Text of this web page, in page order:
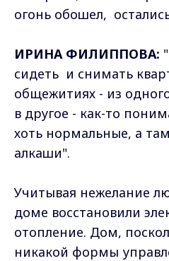
огонь обошел,
ИРИНА ФИЛИППОВА:
сидеть и снимать
общежитиях - из
в другое - как-то
хоть нормальные, а
алкаши".
Учитывая нежелание
доме восстановили
отопление. Дом,
никакой формы